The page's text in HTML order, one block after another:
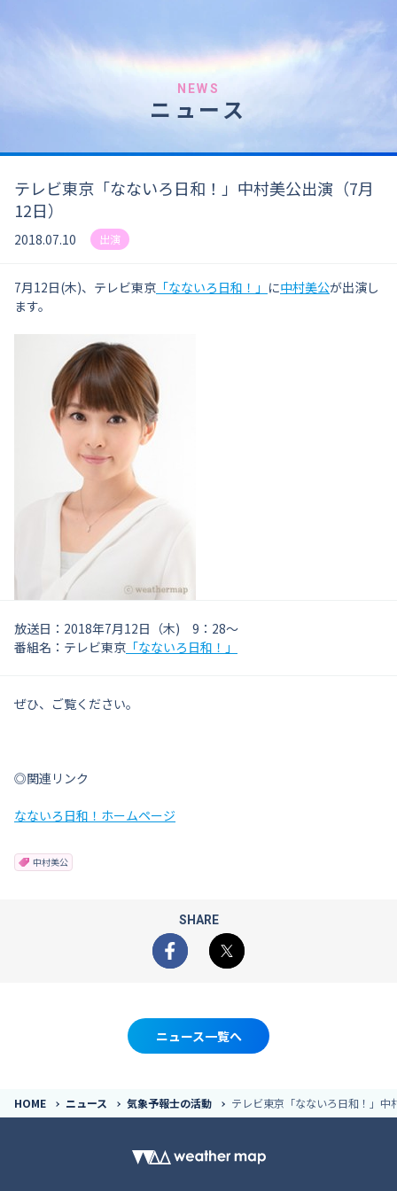
NEWS
ニュース
テレビ東京「なないろ日和！」中村美公出演（7月
12日）
2018.07.10 出演
7月12日(木)、テレビ東京 「なないろ日和！」 に中村美公が出演し
ます。
放送日：2018年7月12日（木) 9：28〜
番組名：テレビ東京 「なないろ日和！」
ぜひ、ご覧ください。
◎関連リンク
なないろ日和！ホームページ
中村美公
SHARE
Facebook
X
ニュース一覧へ
HOME ニュース 気象予報士の活動 テレビ東京「なないろ日和！」中